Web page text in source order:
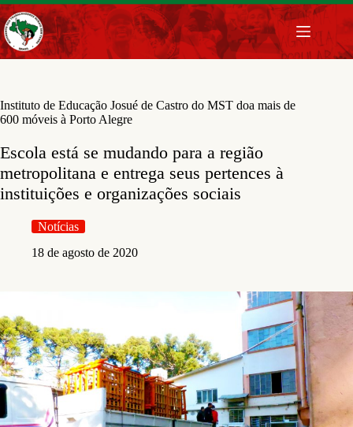
Pular
para
o
conteúdo
Instituto de Educação Josué de Castro do MST doa mais de
600 móveis à Porto Alegre
Escola está se mudando para a região
metropolitana e entrega seus pertences à
instituições e organizações sociais
Notícias
18 de agosto de 2020